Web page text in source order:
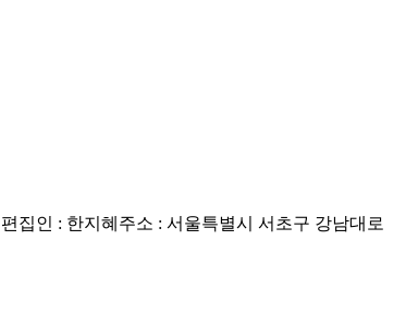
편집인 : 한지혜 주소 : 서울특별시 서초구 강남대로